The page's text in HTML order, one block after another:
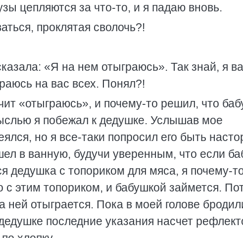
цепляются за что-то, и я падаю вновь.
проклятая сволочь?!
«Я на нем отыграюсь». Так знай, я
на вас всех. Понял?!
«отыграюсь», и почему-то решил, что
я побежал к дедушке. Услышав мое
но я все-таки попросил его быть
в ванную, будучи уверенным, что если
дедушка с топориком для мяса, я почему-
этим топориком, и бабушкой займется.
ней отыграется. Пока в моей голове
последние указания насчет